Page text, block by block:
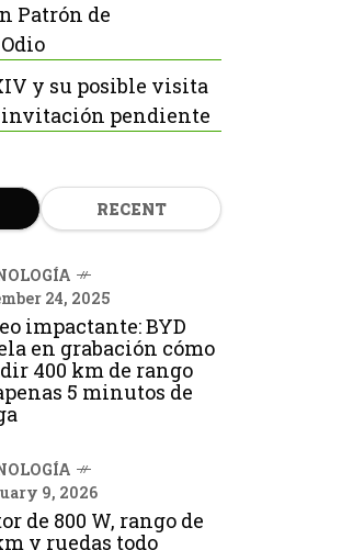
Patrón de
y su posible visita
invitación pendiente
RECENT
24, 2025
impactante: BYD
en grabación cómo
400 km de rango
5 minutos de
9, 2026
de 800 W, rango de
y ruedas todo